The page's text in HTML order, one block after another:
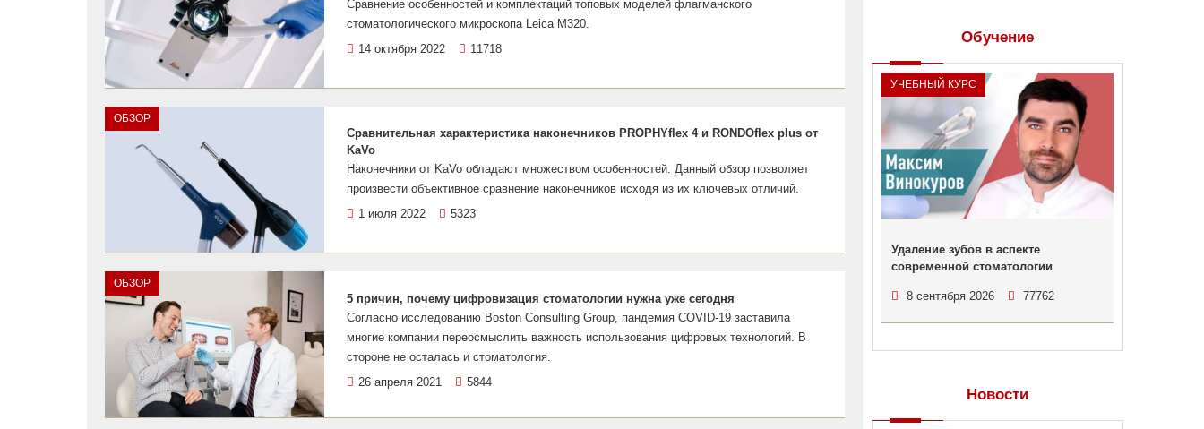
Сравнение особенностей и комплектаций топовых моделей флагманского
стоматологического микроскопа Leica M320.
14 октября 2022
11718
ОБЗОР
Сравнительная характеристика наконечников PROPHYflex 4 и RONDOflex plus от
KaVo
Наконечники от KaVo обладают множеством особенностей. Данный обзор позволяет
произвести объективное сравнение наконечников исходя из их ключевых отличий.
1 июля 2022
5323
ОБЗОР
5 причин, почему цифровизация стоматологии нужна уже сегодня
Согласно исследованию Boston Consulting Group, пандемия COVID-19 заставила
многие компании переосмыслить важность использования цифровых технологий. В
стороне не осталась и стоматология.
26 апреля 2021
5844
Обучение
УЧЕБНЫЙ КУРС
Удаление зубов в аспекте
современной стоматологии
8 сентября 2026 77762
Новости